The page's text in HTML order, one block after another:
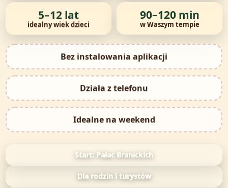
5–12 lat
idealny wiek dzieci
90–120 min
w Waszym tempie
Bez instalowania aplikacji
Działa z telefonu
Idealne na weekend
Start: Pałac Branickich
Dla rodzin i turystów